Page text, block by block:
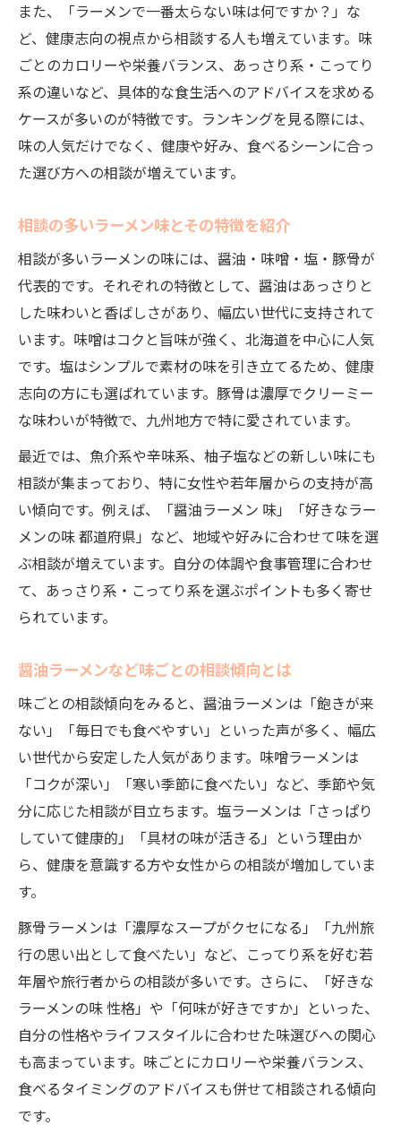
相談結果から分かるラーメン味ランキング
活用法
ラーメン味ランキング相談で得る選び方の
コツ
ランキング相談で失敗しないラーメン味選
定術
開
また、「ラーメンで一番太らない味は何ですか？」な
ど、健康志向の視点から相談する人も増えています。味
ごとのカロリーや栄養バランス、あっさり系・こってり
系の違いなど、具体的な食生活へのアドバイスを求める
ケースが多いのが特徴です。ランキングを見る際には、
味の人気だけでなく、健康や好み、食べるシーンに合っ
た選び方への相談が増えています。
相談の多いラーメン味とその特徴を紹介
相談が多いラーメンの味には、醤油・味噌・塩・豚骨が
代表的です。それぞれの特徴として、醤油はあっさりと
した味わいと香ばしさがあり、幅広い世代に支持されて
います。味噌はコクと旨味が強く、北海道を中心に人気
です。塩はシンプルで素材の味を引き立てるため、健康
志向の方にも選ばれています。豚骨は濃厚でクリーミー
な味わいが特徴で、九州地方で特に愛されています。
最近では、魚介系や辛味系、柚子塩などの新しい味にも
相談が集まっており、特に女性や若年層からの支持が高
い傾向です。例えば、「醤油ラーメン 味」「好きなラー
メンの味 都道府県」など、地域や好みに合わせて味を選
ぶ相談が増えています。自分の体調や食事管理に合わせ
て、あっさり系・こってり系を選ぶポイントも多く寄せ
られています。
醤油ラーメンなど味ごとの相談傾向とは
味ごとの相談傾向をみると、醤油ラーメンは「飽きが来
ない」「毎日でも食べやすい」といった声が多く、幅広
い世代から安定した人気があります。味噌ラーメンは
「コクが深い」「寒い季節に食べたい」など、季節や気
分に応じた相談が目立ちます。塩ラーメンは「さっぱり
していて健康的」「具材の味が活きる」という理由か
ら、健康を意識する方や女性からの相談が増加していま
す。
豚骨ラーメンは「濃厚なスープがクセになる」「九州旅
行の思い出として食べたい」など、こってり系を好む若
年層や旅行者からの相談が多いです。さらに、「好きな
ラーメンの味 性格」や「何味が好きですか」といった、
自分の性格やライフスタイルに合わせた味選びへの関心
も高まっています。味ごとにカロリーや栄養バランス、
食べるタイミングのアドバイスも併せて相談される傾向
です。